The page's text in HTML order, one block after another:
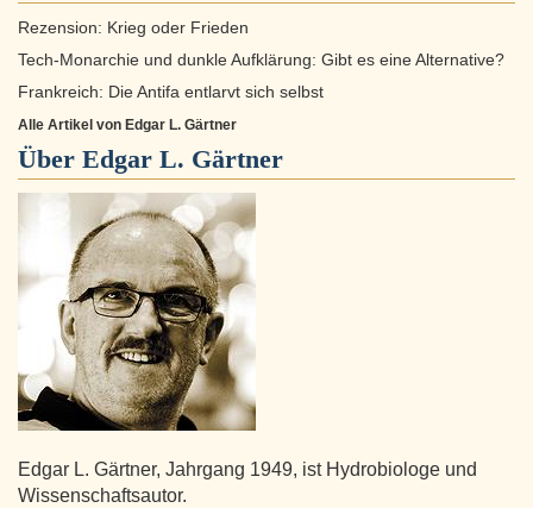
Rezension: Krieg oder Frieden
Tech-Monarchie und dunkle Aufklärung: Gibt es eine Alternative?
Frankreich: Die Antifa entlarvt sich selbst
Alle Artikel von Edgar L. Gärtner
Über Edgar L. Gärtner
Edgar L. Gärtner, Jahrgang 1949, ist Hydrobiologe und
Wissenschaftsautor.